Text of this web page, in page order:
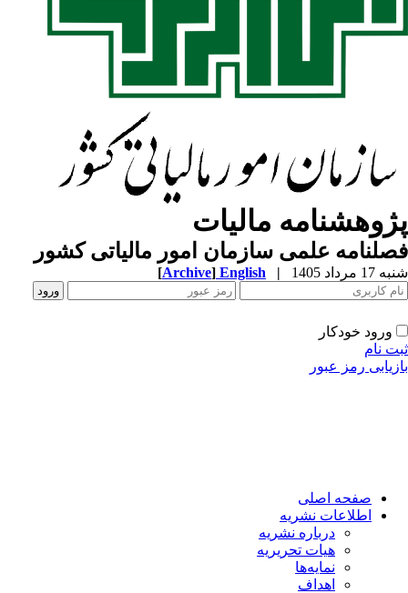
مالیات
علمی سازمان امور مالیاتی کشور
مرداد 1405 |
English
[Archive]
ورود خودکار
نام
رمز عبور
صفحه اصلی
اطلاعات نشریه
درباره نشریه
هیات تحریریه
نمایه‌ها
اهداف